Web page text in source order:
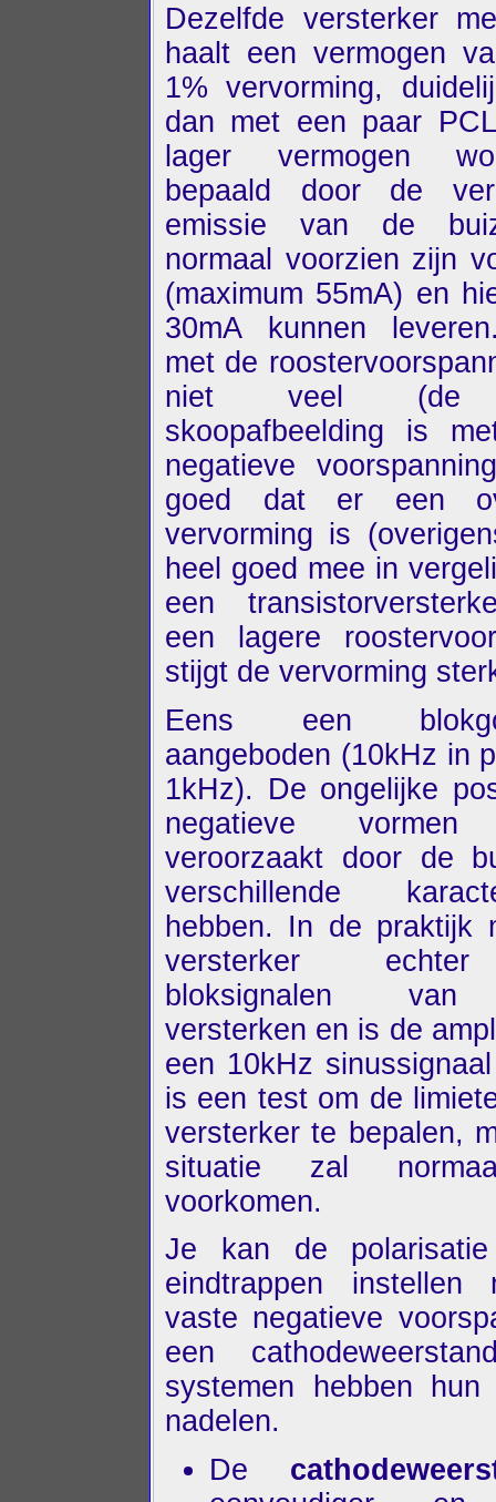
Dezelfde versterker
haalt een vermogen
1% vervorming,
dan met een paar
lager vermogen
bepaald door de
emissie van de
normaal voorzien zijn
(maximum 55mA) en
30mA kunnen
met de
niet veel (de
skoopafbeelding is
negatieve
goed dat er een
vervorming is
heel goed mee in
een
een lagere
stijgt de vervorming
Eens een
aangeboden (10kHz in
1kHz). De ongelijke
negatieve vormen
veroorzaakt door de
verschillende
hebben. In de praktijk
versterker
bloksignalen van
versterken en is de
een 10kHz
is een test om de
versterker te bepalen,
situatie zal
voorkomen.
Je kan de
eindtrappen instellen
vaste negatieve
een
systemen hebben
nadelen.
De